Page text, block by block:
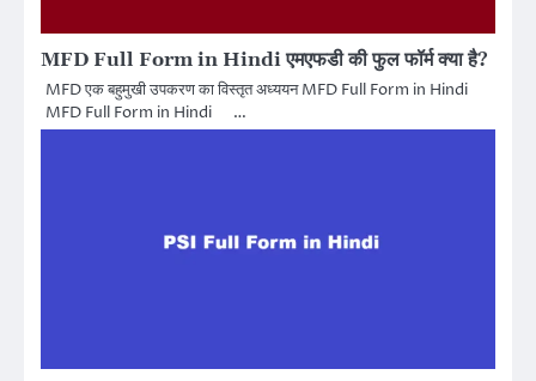
MFD Full Form in Hindi एमएफडी की फुल फॉर्म क्या है?
MFD एक बहुमुखी उपकरण का विस्तृत अध्ययन MFD Full Form in Hindi
MFD Full Form in Hindi …